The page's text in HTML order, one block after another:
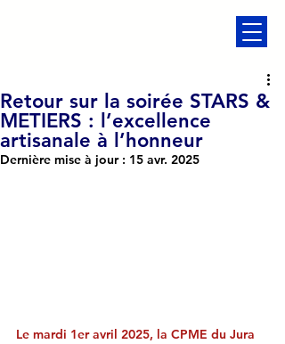
Retour sur la soirée STARS &
METIERS : l’excellence
artisanale à l’honneur
Dernière mise à jour : 15 avr. 2025
Le mardi 1er avril 2025, la CPME du Jura